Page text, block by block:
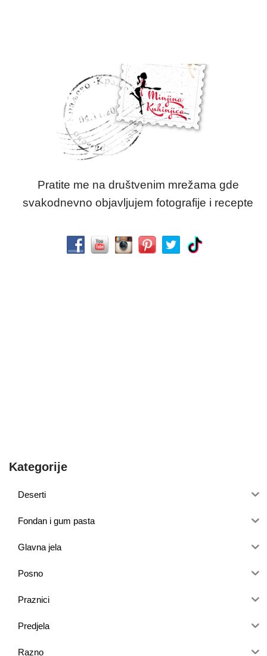
Pratite me na društvenim mrežama gde
svakodnevno objavljujem fotografije i recepte
Kategorije
Deserti
Fondan i gum pasta
Glavna jela
Posno
Praznici
Predjela
Razno